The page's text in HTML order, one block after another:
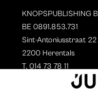
KNOPSPUBLISHING
BE 0891.853.731
Sint-Antoniusstraat 22
2200 Herentals
T. 014 73 78 11